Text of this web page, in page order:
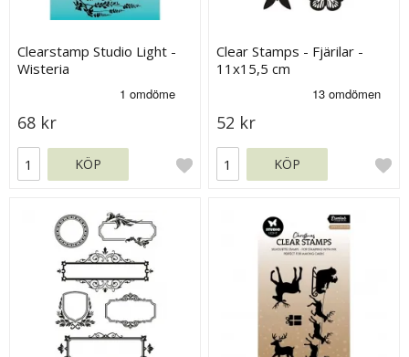
Clearstamp Studio Light -
Wisteria
68 kr
KÖP
Clear Stamps - Fjärilar -
11x15,5 cm
52 kr
KÖP